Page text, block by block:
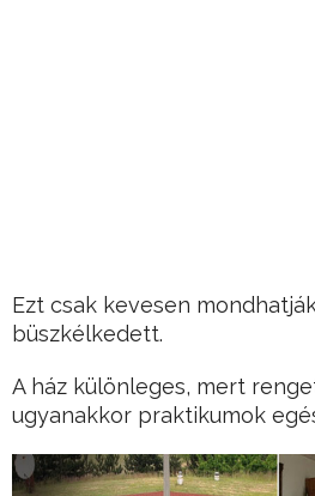
Ezt csak kevesen
büszkélkedett.
A ház különleges, mert
ugyanakkor praktikumok